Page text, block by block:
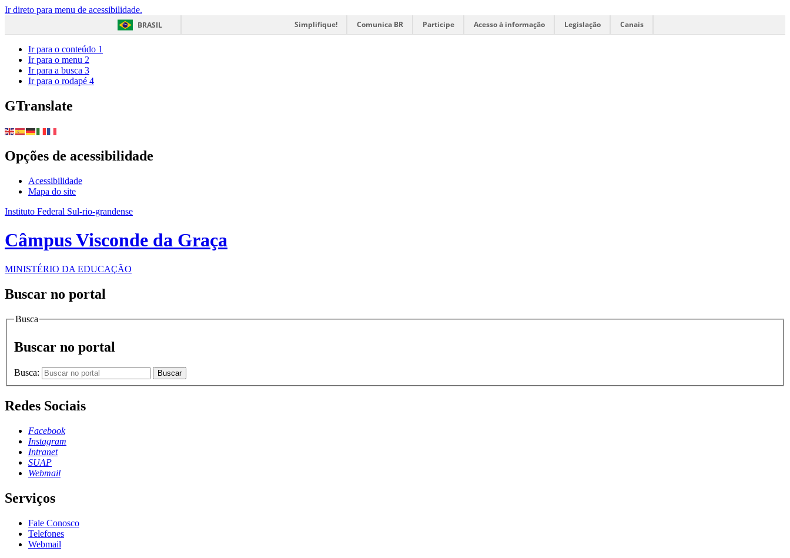
Ir direto para menu de acessibilidade.
BRASIL
Simplifique! Comunica BR Participe Acesso à informação Legislação Canais
Ir para o conteúdo 1
Ir para o menu 2
Ir para a busca 3
Ir para o rodapé 4
GTranslate
Opções de acessibilidade
Acessibilidade
Mapa do site
Instituto Federal Sul-rio-grandense
Câmpus Visconde da Graça
MINISTÉRIO DA EDUCAÇÃO
Buscar no portal
Busca
Buscar no portal
Busca: Buscar
Redes Sociais
Facebook
Instagram
Intranet
SUAP
Webmail
Serviços
Fale Conosco
Telefones
Webmail